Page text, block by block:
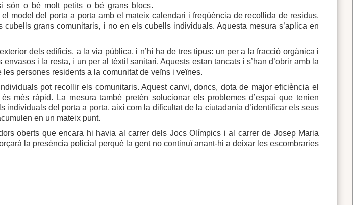
són o bé molt petits o bé grans blocs.
model del porta a porta amb el mateix calendari i freqüència de recollida de residus,
grans comunitaris, i no en els cubells individuals. Aquesta mesura s’aplica en
dels edificis, a la via pública, i n’hi ha de tres tipus: un per a la fracció orgànica i
i la resta, i un per al tèxtil sanitari. Aquests estan tancats i s’han d’obrir amb la
persones residents a la comunitat de veïns i veïnes.
pot recollir els comunitaris. Aquest canvi, doncs, dota de major eficiència el
més ràpid. La mesura també pretén solucionar els problemes d’espai que tenien
individuals del porta a porta, així com la dificultat de la ciutadania d’identificar els seus
en un mateix punt.
oberts que encara hi havia al carrer dels Jocs Olímpics i al carrer de Josep Maria
la presència policial perquè la gent no continuï anant-hi a deixar les escombraries